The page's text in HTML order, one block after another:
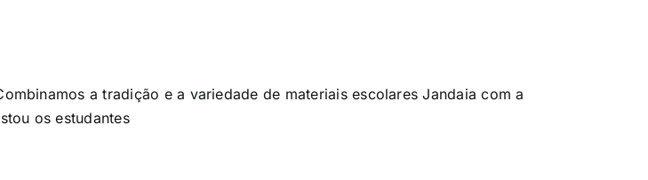
a tradição e a variedade de materiais escolares Jandaia com a
os estudantes